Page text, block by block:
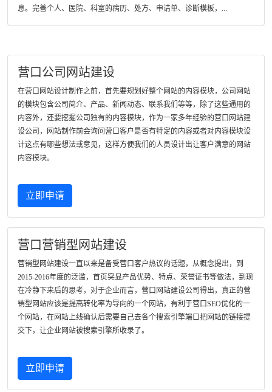
息。完善个人、医院、科室的病历、处方、申请单、诊断模板，...
营口公司网站建设
在营口网站设计制作之前，首先要规划好整个网站的内容模块，公司网站
的模块包含公司简介、产品、新闻动态、联系我们等等，除了这些通用的
内容外，还要挖掘公司独有的内容模块，作为一家多年经验的营口网站建
设公司，网站制作前会询问营口客户是否有特定的内容或者对内容模块设
计这点有哪些想法或意见，这样方便我们的人员设计出让客户满意的网站
内容模块。
立即申请
营口营销型网站建设
营销型网站建设一直以来是备受营口客户热议的话题，从概念提出，到
2015-2016年度的泛滥，首页突显产品优势、特点、荣誉证书等做法，到现
在冷静下来后的思考，对于企业而言，营口网站建设公司得出，真正的营
销型网站应该是提高转化率为导向的一个网站，有利于营口SEO优化的一
个网站，在网站上线确认后需要自己去各个搜索引擎端口把网站的链接提
交下，让企业网站被搜索引擎所收录了。
立即申请